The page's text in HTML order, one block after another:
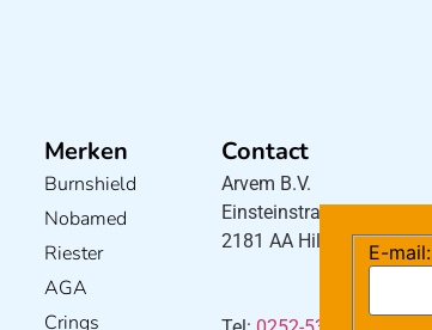
Merken
Burnshield
Nobamed
Riester
AGA
Crings
Contact
Arvem B.V.
Einsteinstraat 5
2181 AA Hillegom
E-mail: